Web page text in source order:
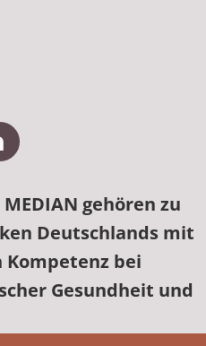
zu YouTubezu Facebook
Verlinkung zu
gehören zu
Deutschlands mit
bei
Gesundheit und